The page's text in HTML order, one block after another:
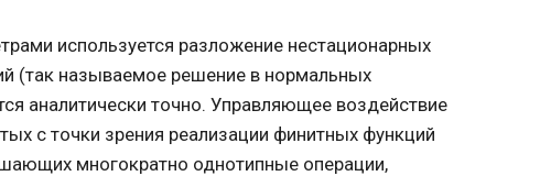
используется разложение нестационарных
(так называемое решение в нормальных
аналитически точно. Управляющее воздействие
с точки зрения реализации финитных функций
многократно однотипные операции,